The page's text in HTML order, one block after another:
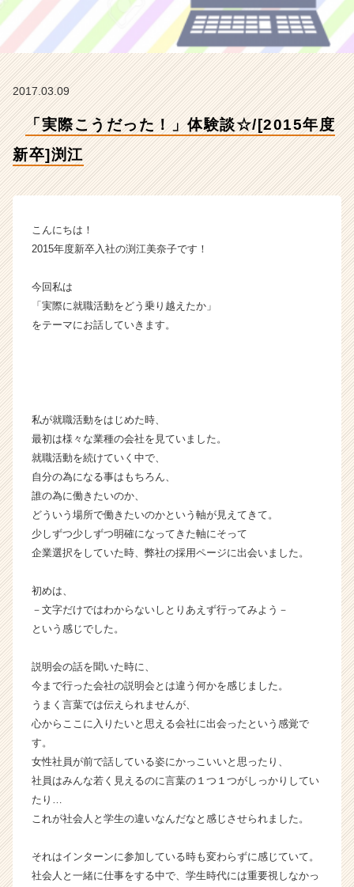
t
e
a
ム
|
チ
長
企
ウ
ト
が
届
く
就
活
サ
イ
ア
リ
ア
（C
h
e
r
C
e
r）
2017.03.09
「実際こうだった！」体験談☆/[2015年度
新卒]渕江
こんにちは！
2015年度新卒入社の渕江美奈子です！
今回私は
「実際に就職活動をどう乗り越えたか」
をテーマにお話していきます。
私が就職活動をはじめた時、
最初は様々な業種の会社を見ていました。
就職活動を続けていく中で、
自分の為になる事はもちろん、
誰の為に働きたいのか、
どういう場所で働きたいのかという軸が見えてきて。
少しずつ少しずつ明確になってきた軸にそって
企業選択をしていた時、弊社の採用ページに出会いました。
初めは、
－文字だけではわからないしとりあえず行ってみよう－
という感じでした。
説明会の話を聞いた時に、
今まで行った会社の説明会とは違う何かを感じました。
うまく言葉では伝えられませんが、
心からここに入りたいと思える会社に出会ったという感覚で
す。
女性社員が前で話している姿にかっこいいと思ったり、
社員はみんな若く見えるのに言葉の１つ１つがしっかりしてい
たり…
これが社会人と学生の違いなんだなと感じさせられました。
それはインターンに参加している時も変わらずに感じていて。
社会人と一緒に仕事をする中で、学生時代には重要視しなかっ